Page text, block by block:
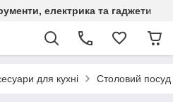
електрика та гаджети
для кухні Столовий посуд